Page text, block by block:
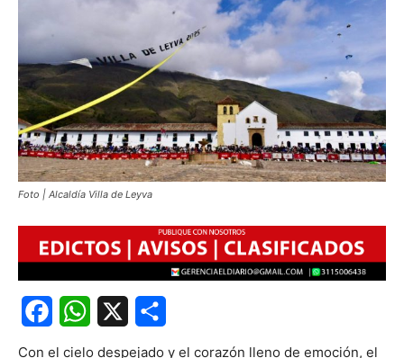
Foto | Alcaldía Villa de Leyva
FacebookWhatsApp Share
Con el cielo despejado y el corazón lleno de emoción, el